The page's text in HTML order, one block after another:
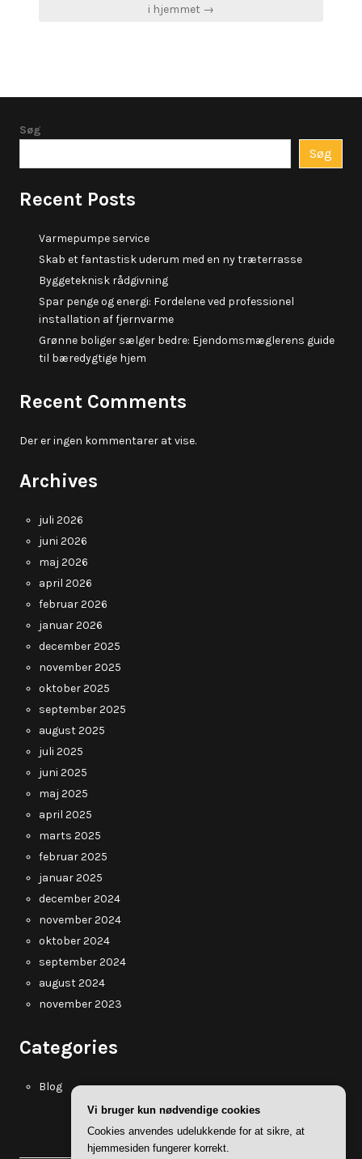
i hjemmet →
Søg
Søg
Recent Posts
Varmepumpe service
Skab et fantastisk uderum med en ny træterrasse
Byggeteknisk rådgivning
Spar penge og energi: Fordelene ved professionel
installation af fjernvarme
Grønne boliger sælger bedre: Ejendomsmæglerens guide
til bæredygtige hjem
Recent Comments
Der er ingen kommentarer at vise.
Archives
juli 2026
juni 2026
maj 2026
april 2026
februar 2026
januar 2026
december 2025
november 2025
oktober 2025
september 2025
august 2025
juli 2025
juni 2025
maj 2025
april 2025
marts 2025
februar 2025
januar 2025
december 2024
november 2024
oktober 2024
september 2024
august 2024
november 2023
Categories
Blog
Vi bruger kun nødvendige cookies
Cookies anvendes udelukkende for at sikre, at
hjemmesiden fungerer korrekt.